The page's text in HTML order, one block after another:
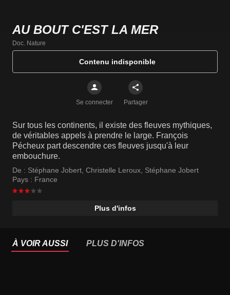
AU BOUT C'EST LA MER
Doc. Nature
Contenu indisponible
Se connecter Partager
Sur tous les continents, il existe des fleuves mythiques,
de véritables appels à prendre le large. François
Pécheux part descendre ces fleuves jusqu'à leur
embouchure.
De : Stéphane Jobert Christelle Leroux Stéphane Jobert
Pays : France
Plus d'infos
À VOIR AUSSI PLUS D'INFOS